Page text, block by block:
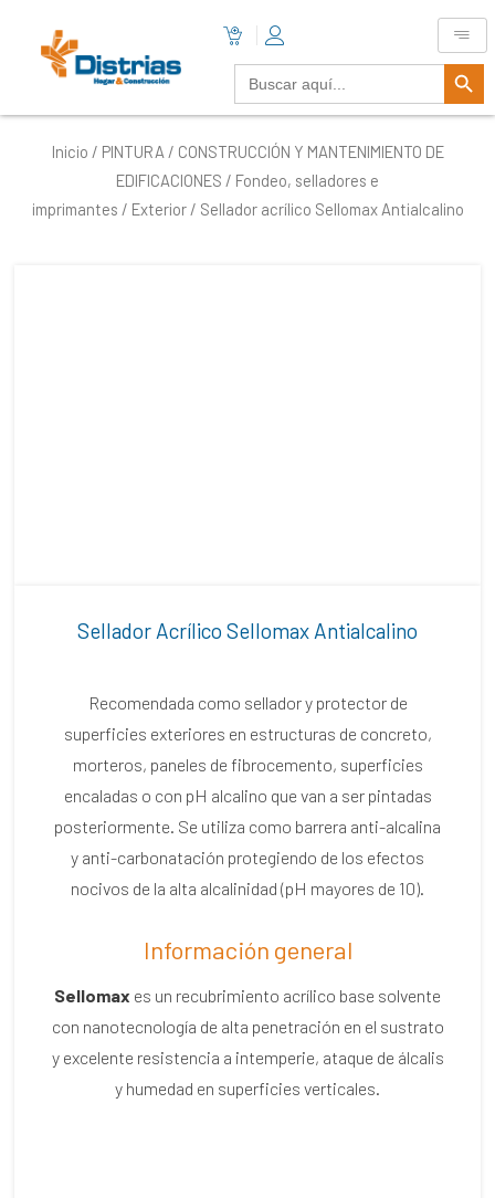
Buscar: Botón De
Inicio / PINTURA / CONSTRUCCIÓN Y MANTENIMIENTO DE
EDIFICACIONES / Fondeo, selladores e
imprimantes / Exterior/ Sellador acrílico Sellomax Antialcalino
Sellador Acrílico Sellomax Antialcalino
Recomendada como sellador y protector de
superficies exteriores en estructuras de concreto,
morteros, paneles de fibrocemento, superficies
encaladas o con pH alcalino que van a ser pintadas
posteriormente. Se utiliza como barrera anti-alcalina
y anti-carbonatación protegiendo de los efectos
nocivos de la alta alcalinidad (pH mayores de 10).
Información general
Sellomax es un recubrimiento acrílico base solvente
con nanotecnología de alta penetración en el sustrato
y excelente resistencia a intemperie, ataque de álcalis
y humedad en superficies verticales.